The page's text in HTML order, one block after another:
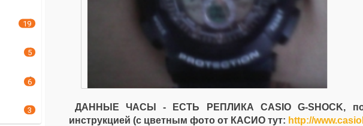
ДАННЫЕ ЧАСЫ - ЕСТЬ РЕПЛИКА CASIO G-SHOCK,
инструкцией (с цветным фото от КАСИО тут: http://
19
5
6
3